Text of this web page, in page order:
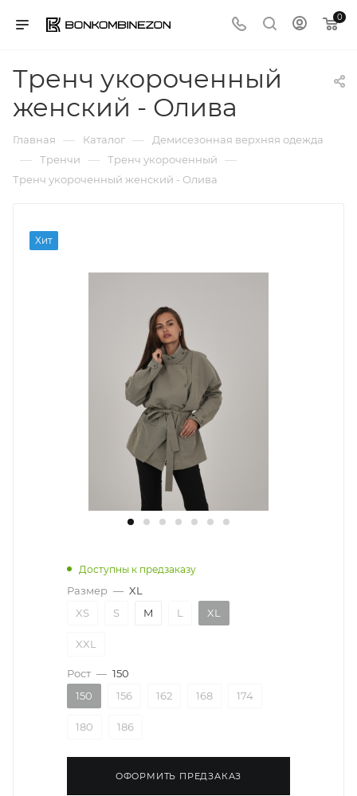
0
Тренч укороченный
женский - Олива
Главная — Каталог — Демисезонная верхняя одежда
— Тренчи — Тренч укороченный —
Тренч укороченный женский - Олива
Хит
Доступны к предзаказу
Размер — XL
XS
S M L XL
XXL
Рост — 150
150
156 162 168 174
180 186
ОФОРМИТЬ ПРЕДЗАКАЗ